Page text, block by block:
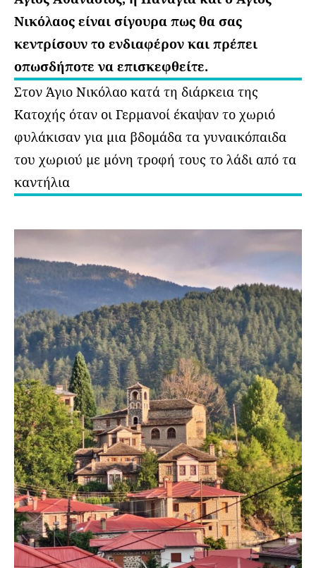
Νικόλαος είναι σίγουρα πως θα σας
κεντρίσουν το ενδιαφέρον και πρέπει
οπωσδήποτε να επισκεφθείτε.
Στον Άγιο Νικόλαο κατά τη διάρκεια της
Κατοχής όταν οι Γερμανοί έκαψαν το χωριό
φυλάκισαν για μια βδομάδα τα γυναικόπαιδα
του χωριού με μόνη τροφή τους το λάδι από τα
καντήλια